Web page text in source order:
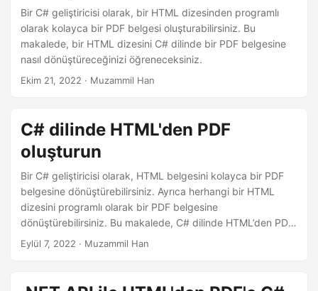
Bir C# geliştiricisi olarak, bir HTML dizesinden programlı
olarak kolayca bir PDF belgesi oluşturabilirsiniz. Bu
makalede, bir HTML dizesini C# dilinde bir PDF belgesine
nasıl dönüştüreceğinizi öğreneceksiniz.
Ekim 21, 2022 · Muzammil Han
C# dilinde HTML'den PDF
oluşturun
Bir C# geliştiricisi olarak, HTML belgesini kolayca bir PDF
belgesine dönüştürebilirsiniz. Ayrıca herhangi bir HTML
dizesini programlı olarak bir PDF belgesine
dönüştürebilirsiniz. Bu makalede, C# dilinde HTML’den PDF
belgesi oluşturmayı öğreneceksiniz.
Eylül 7, 2022 · Muzammil Han